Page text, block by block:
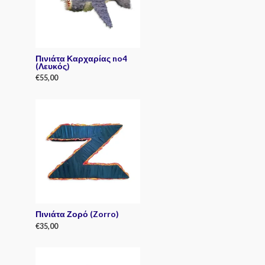
Πινιάτα Καρχαρίας no4
(Λευκός)
€55,00
Πινιάτα Ζορό (Zorro)
€35,00